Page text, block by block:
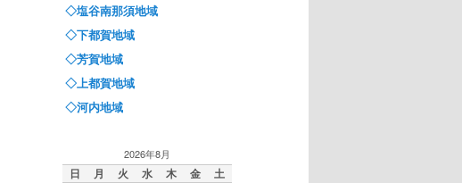
◇塩谷南那須地域
◇下都賀地域
◇芳賀地域
◇上都賀地域
◇河内地域
2026年8月
日 月 火 水 木 金 土